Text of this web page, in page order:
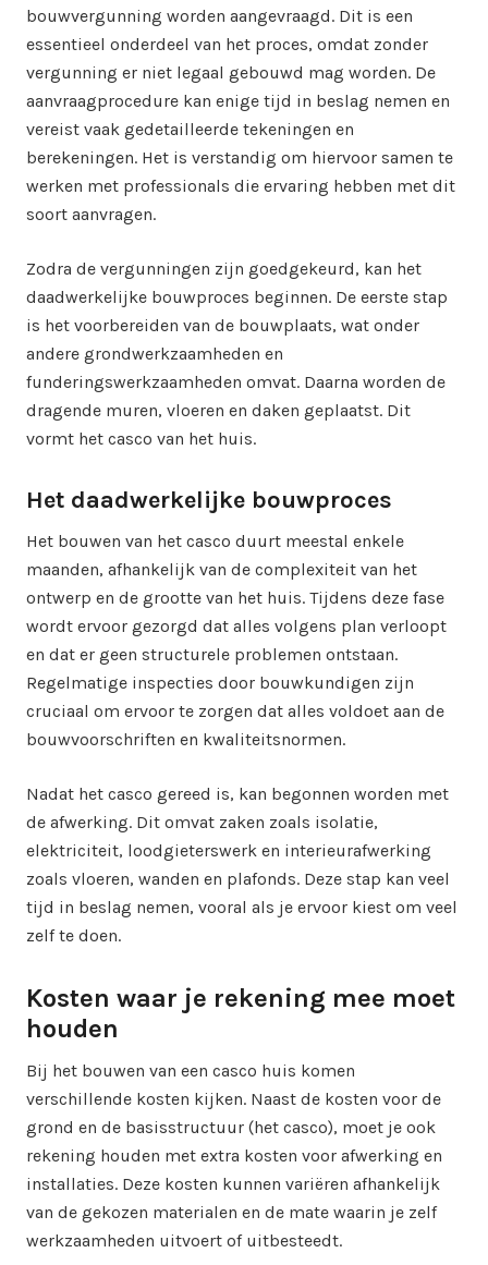
bouwvergunning worden aangevraagd. Dit is een
essentieel onderdeel van het proces, omdat zonder
vergunning er niet legaal gebouwd mag worden. De
aanvraagprocedure kan enige tijd in beslag nemen en
vereist vaak gedetailleerde tekeningen en
berekeningen. Het is verstandig om hiervoor samen te
werken met professionals die ervaring hebben met dit
soort aanvragen.
Zodra de vergunningen zijn goedgekeurd, kan het
daadwerkelijke bouwproces beginnen. De eerste stap
is het voorbereiden van de bouwplaats, wat onder
andere grondwerkzaamheden en
funderingswerkzaamheden omvat. Daarna worden de
dragende muren, vloeren en daken geplaatst. Dit
vormt het casco van het huis.
Het daadwerkelijke bouwproces
Het bouwen van het casco duurt meestal enkele
maanden, afhankelijk van de complexiteit van het
ontwerp en de grootte van het huis. Tijdens deze fase
wordt ervoor gezorgd dat alles volgens plan verloopt
en dat er geen structurele problemen ontstaan.
Regelmatige inspecties door bouwkundigen zijn
cruciaal om ervoor te zorgen dat alles voldoet aan de
bouwvoorschriften en kwaliteitsnormen.
Nadat het casco gereed is, kan begonnen worden met
de afwerking. Dit omvat zaken zoals isolatie,
elektriciteit, loodgieterswerk en interieurafwerking
zoals vloeren, wanden en plafonds. Deze stap kan veel
tijd in beslag nemen, vooral als je ervoor kiest om veel
zelf te doen.
Kosten waar je rekening mee moet
houden
Bij het bouwen van een casco huis komen
verschillende kosten kijken. Naast de kosten voor de
grond en de basisstructuur (het casco), moet je ook
rekening houden met extra kosten voor afwerking en
installaties. Deze kosten kunnen variëren afhankelijk
van de gekozen materialen en de mate waarin je zelf
werkzaamheden uitvoert of uitbesteedt.